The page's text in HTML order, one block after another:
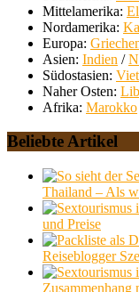
Mittelamerika:
Nordamerika:
Europa:
Asien: Indien /
Südostasien:
Naher Osten:
Afrika: Marokko
Beliebte Artikel
Thailand – Als
und Preise
Reiseblogger
Zusammenhang